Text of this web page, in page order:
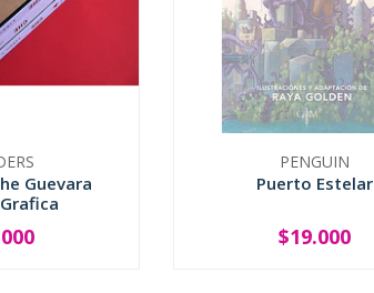
Guevara
+
PENGUIN
Puerto Estelar
SOLD OUT
$19.000